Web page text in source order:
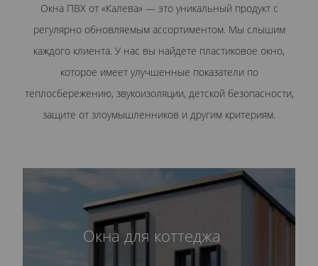
Окна ПВХ от «Калева» — это уникальный продукт с
регулярно обновляемым ассортиментом. Мы слышим
каждого клиента. У нас вы найдете пластиковое окно,
которое имеет улучшенные показатели по
теплосбережению, звукоизоляции, детской безопасности,
защите от злоумышленников и другим критериям.
Окна для коттеджа